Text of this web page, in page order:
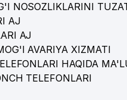
NOSOZLIKLARINI
AJ
AJ
AVARIYA XIZMATI
HAQIDA
TELEFONLARI